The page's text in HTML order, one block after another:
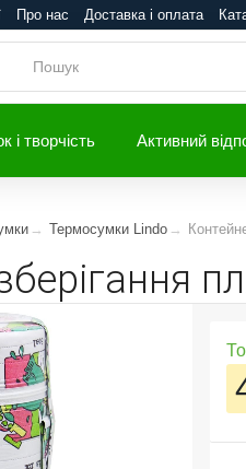
Про нас Доставка і оплата
і творчість Активний
Термосумки Lindo